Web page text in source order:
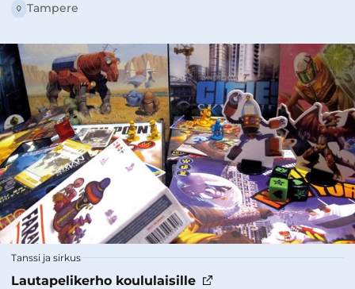
Tampere
Tanssi ja sirkus
Lautapelikerho koululaisille